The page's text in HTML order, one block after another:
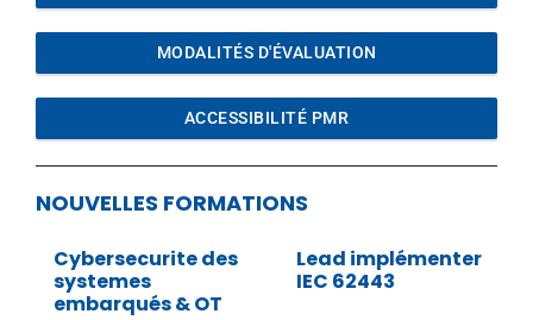
MODALITÉS D'ÉVALUATION
ACCESSIBILITÉ PMR
NOUVELLES FORMATIONS
Cybersecurite des
systemes
embarqués & OT
Lead implémenter
IEC 62443